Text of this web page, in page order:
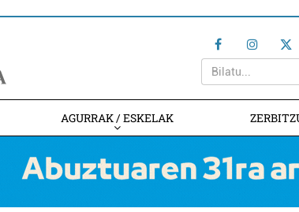
AGURRAK / ESKELAK